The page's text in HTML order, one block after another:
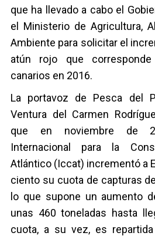
que ha llevado a cabo el
el Ministerio de Agricultura,
Ambiente para solicitar el
atún rojo que
canarios en 2016.
La portavoz de Pesca del
Ventura del Carmen
que en noviembre de
Internacional para la
Atlántico (Iccat) incrementó a
ciento su cuota de capturas
lo que supone un aumento
unas 460 toneladas hasta
cuota, a su vez, es